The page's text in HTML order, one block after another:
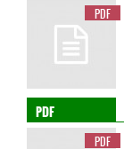
PDF
PDF
PDF